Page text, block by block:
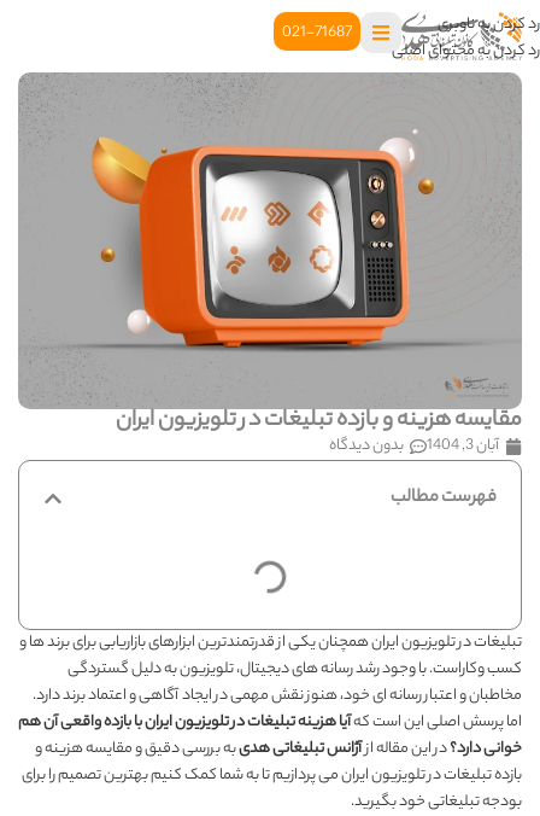
رد کردن به ناوبری
رد کردن به محتوای اصلی
021-71687
مقایسه هزینه و بازده تبلیغات در تلویزیون ایران
آبان 3, 1404 بدون دیدگاه
فهرست مطالب
تبلیغات در تلویزیون ایران همچنان یکی از قدرتمندترین ابزارهای بازاریابی برای برند ها و
کسب وکاراست. با وجود رشد رسانه های دیجیتال، تلویزیون به دلیل گستردگی
مخاطبان و اعتبار رسانه ای خود، هنوز نقش مهمی در ایجاد آگاهی و اعتماد برند دارد.
اما پرسش اصلی این است کهآیا هزینهتبلیغات در تلویزیون ایرانبا بازده واقعی آن هم
خوانی دارد؟در این مقاله ازآژانس تبلیغاتی هدیبه بررسی دقیق و مقایسه هزینه و
بازده تبلیغات در تلویزیون ایران می پردازیم تا به شما کمک کنیم بهترین تصمیم را برای
بودجه تبلیغاتی خود بگیرید.